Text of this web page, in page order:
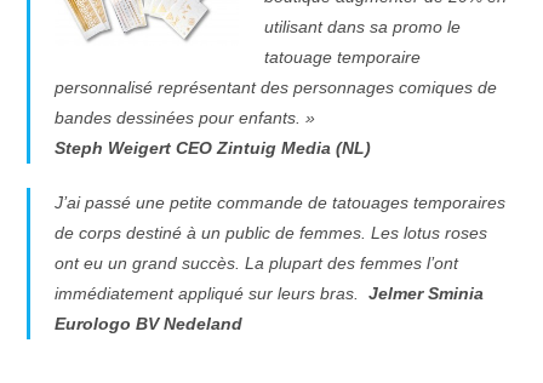
utilisant dans sa promo le
tatouage temporaire
personnalisé représentant des personnages comiques de
bandes dessinées pour enfants. »
Steph Weigert CEO Zintuig Media (NL)
J’ai passé une petite commande de tatouages temporaires
de corps destiné à un public de femmes. Les lotus roses
ont eu un grand succès. La plupart des femmes l’ont
immédiatement appliqué sur leurs bras.Jelmer Sminia
Eurologo BV Nedeland